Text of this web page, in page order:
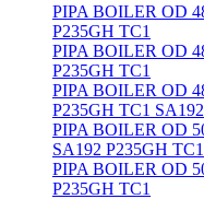
PIPA BOILER OD
P235GH TC1
PIPA BOILER OD
P235GH TC1
PIPA BOILER OD
P235GH TC1 SA192
PIPA BOILER OD
SA192 P235GH TC1
PIPA BOILER OD
P235GH TC1